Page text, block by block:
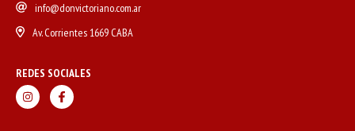
info@donvictoriano.com.ar
Av. Corrientes 1669 CABA
REDES SOCIALES